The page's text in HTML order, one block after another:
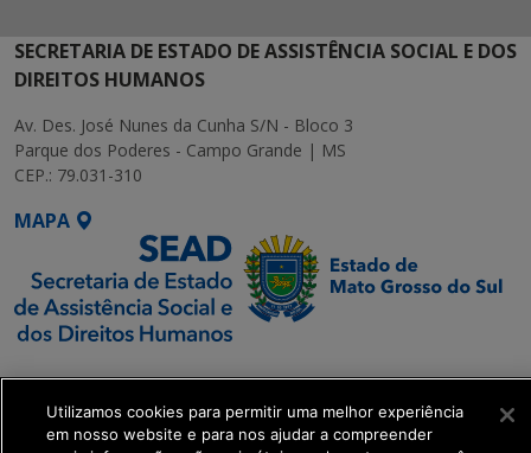
SECRETARIA DE ESTADO DE ASSISTÊNCIA SOCIAL E DOS
DIREITOS HUMANOS
Av. Des. José Nunes da Cunha S/N - Bloco 3
Parque dos Poderes - Campo Grande | MS
CEP.: 79.031-310
MAPA
SETDIG | Secretaria-
Executiva de
Transformação Digital
Utilizamos cookies para permitir uma melhor experiência
em nosso website e para nos ajudar a compreender